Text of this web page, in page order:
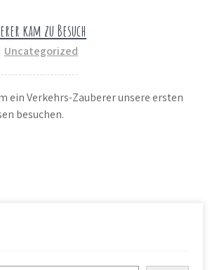
kam zu Besuch
Uncategorized
ein Verkehrs-Zauberer unsere ersten
besuchen.